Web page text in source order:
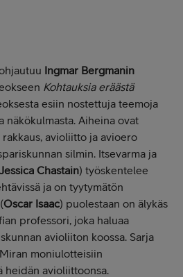
Ingmar Bergmanin
Kohtauksia eräästä
esiin nostettuja teemoja
näkökulmasta. Aiheina ovat
rakkaus, avioliitto ja avioero
silmin. Itsevarma ja
Jessica Chastain) työskentelee
ja on tyytymätön
Oscar Isaac) puolestaan on älykäs
professori, joka haluaa
avioliiton koossa. Sarja
moniulotteisiin
heidän avioliittoonsa.